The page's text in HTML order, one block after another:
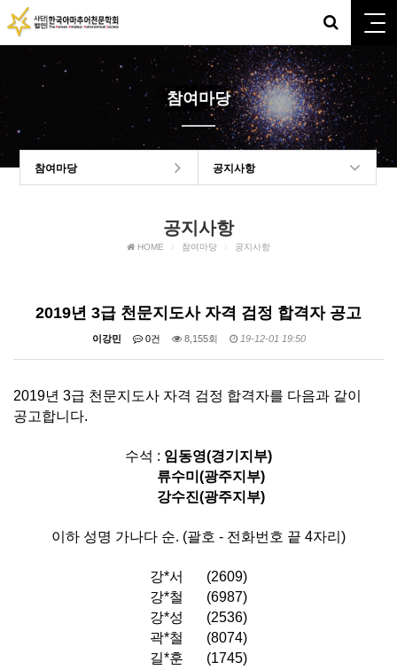
참여마당
참여마당 공지사항
공지사항
HOME 참여마당 공지사항
2019년 3급 천문지도사 자격 검정 합격자 공고
이강민 0건 8,155회 19-12-01 19:50
2019년 3급 천문지도사 자격 검정 합격자를 다음과 같이
공고합니다.
수석 : 임동영(경기지부)
류수미(광주지부)
강수진(광주지부)
이하 성명 가나다 순. (괄호 - 전화번호 끝 4자리)
강*서
(2609)
강*철
(6987)
강*성
(2536)
곽*철
(8074)
길*훈
(1745)